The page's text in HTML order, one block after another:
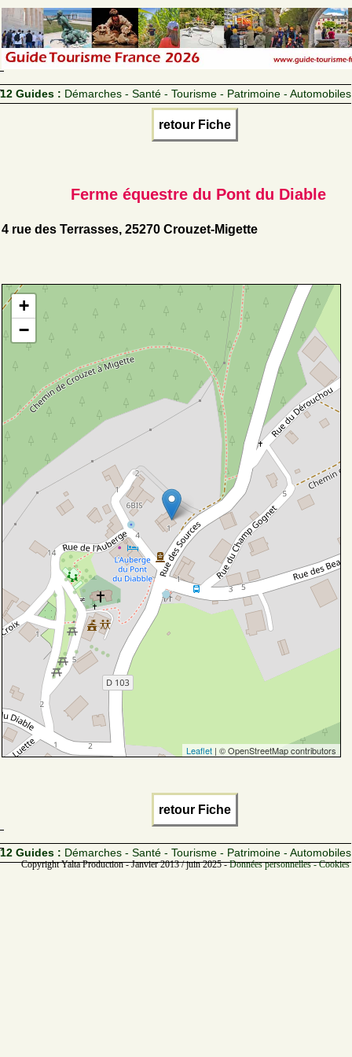
12 Guides : Démarches - Santé - Tourisme - Patrimoine - Automobiles
retour Fiche
Ferme équestre du Pont du Diable
4 rue des Terrasses, 25270 Crouzet-Migette
+
−
Leaflet | © OpenStreetMap contributors
retour Fiche
12 Guides : Démarches - Santé - Tourisme - Patrimoine - Automobiles
Copyright Yalta Production - Janvier 2013 / juin 2025 -Données personnelles -